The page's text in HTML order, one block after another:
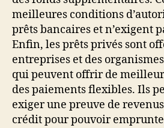
meilleures conditions
prêts bancaires et n’exigent
Enfin, les prêts privés sont
entreprises et des
qui peuvent offrir de
des paiements flexibles. Ils
exiger une preuve de
crédit pour pouvoir